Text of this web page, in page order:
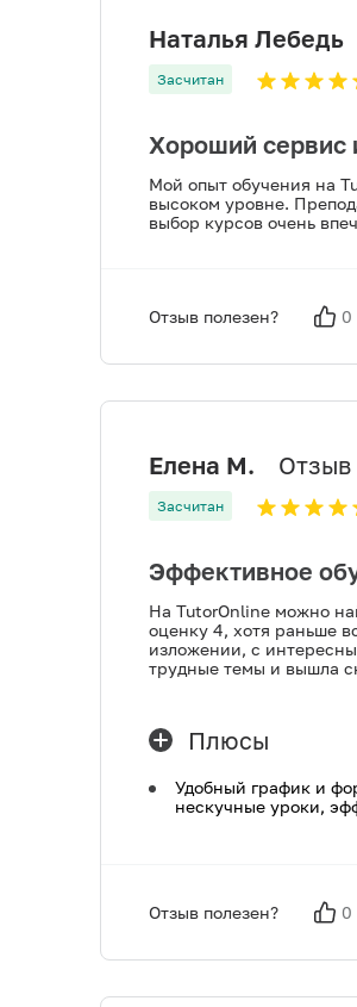
Наталья Лебедь
Засчитан
Хороший сервис
Мой опыт обучения на
высоком уровне.
выбор курсов очень
Отзыв полезен? 0
Елена М. Отзыв
Засчитан
Эффективное
На TutorOnline можно
оценку 4, хотя раньше
изложении, с
трудные темы и вышла
Плюсы
Удобный график и
нескучные уроки,
Отзыв полезен? 0